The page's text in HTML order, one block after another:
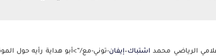
الرياضي محمد اشتباك–إيفان-توني-مع/”>أبو هداية رأيه حول